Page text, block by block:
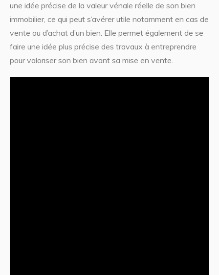
une idée précise de la valeur vénale réelle de son bien
immobilier, ce qui peut s’avérer utile notamment en cas de
vente ou d’achat d’un bien. Elle permet également de se
faire une idée plus précise des travaux à entreprendre
pour valoriser son bien avant sa mise en vente.